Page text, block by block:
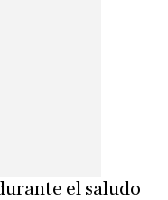
el saludo